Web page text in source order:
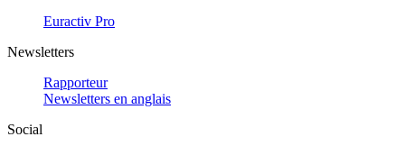
Euractiv Pro
Newsletters
Rapporteur
Newsletters en anglais
Social